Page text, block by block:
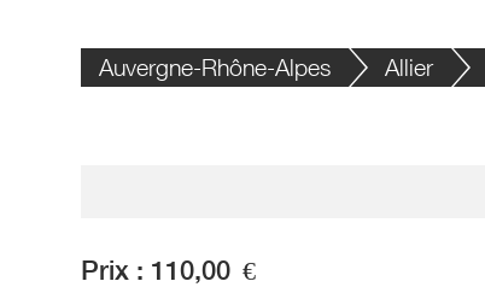
Auvergne-Rhône-Alpes Allier
Prix : 110,00 €